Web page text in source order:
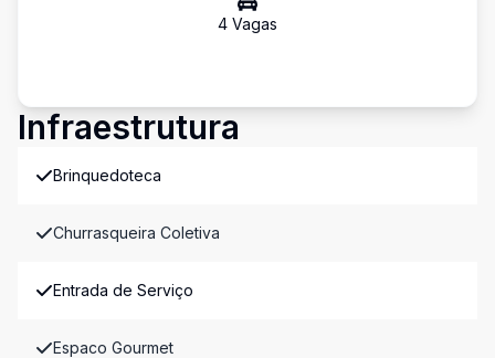
4 Vagas
Infraestrutura
Brinquedoteca
Churrasqueira Coletiva
Entrada de Serviço
Espaco Gourmet